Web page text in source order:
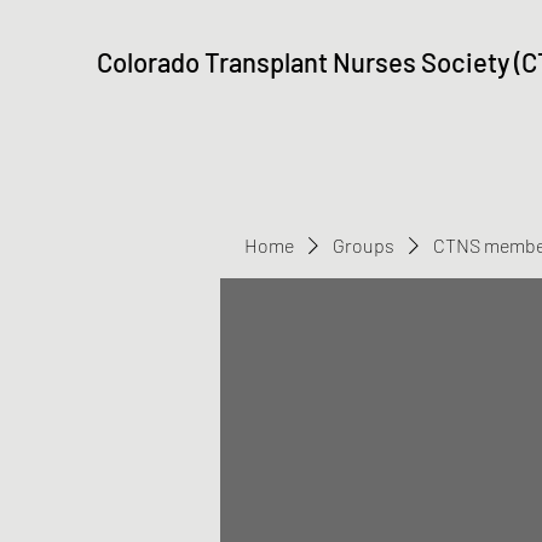
Colorado Transplant Nurses Society
Home Groups CTNS